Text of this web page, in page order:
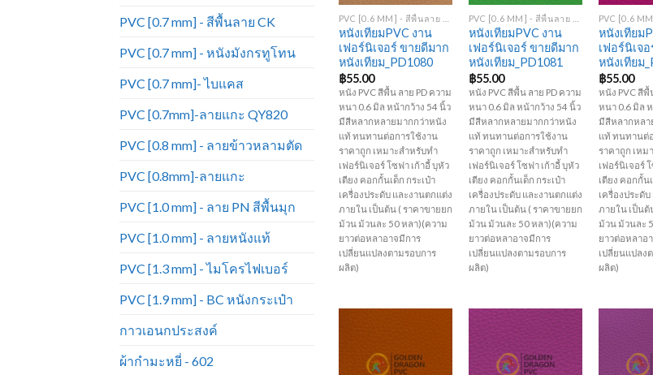
PVC [0.7 mm] - สีพื้นลาย CK
PVC [0.7 mm] - หนังมังกรทูโทน
PVC [0.7 mm]- ไบแคส
PVC [0.7mm]-ลายแกะ QY820
PVC [0.8 mm] - ลายข้าวหลามตัด
PVC [0.8mm]-ลายแกะ
PVC [1.0 mm] - ลาย PN สีพื้นมุก
PVC [1.0 mm] - ลายหนังแท้
PVC [1.3 mm] - ไมโครไฟเบอร์
PVC [1.9 mm] - BC หนังกระเป๋า
กาวเอนกประสงค์
ผ้ากำมะหยี่ - 602
หนังเทียมPVC งาน
เฟอร์นิเจอร์ ขายดีมาก
หนังเทียม_PD1080
฿55.00
หนัง PVC สีพื้น ลาย PD ความ
หนา 0.6 มิล หน้ากว้าง 54 นิ้ว
มีสีหลากหลายมากกว่าหนัง
แท้ ทนทานต่อการใช้งาน
ราคาถูก เหมาะสำหรับทำ
เฟอร์นิเจอร์ โซฟา เก้าอี้ บุหัว
เตียง คอกกั้นเด็ก กระเป๋า
เครื่องประดับ และงานตกแต่ง
ภายใน เป็นต้น ( ราคาขายยก
ม้วน ม้วนละ 50 หลา)(ความ
ยาวต่อหลาอาจมีการ
เปลี่ยนแปลงตามรอบการ
ผลิต)
หนังเทียมPVC งาน
เฟอร์นิเจอร์ ขายดีมาก
หนังเทียม_PD1081
฿55.00
หนัง PVC สีพื้น ลาย PD ความ
หนา 0.6 มิล หน้ากว้าง 54 นิ้ว
มีสีหลากหลายมากกว่าหนัง
แท้ ทนทานต่อการใช้งาน
ราคาถูก เหมาะสำหรับทำ
เฟอร์นิเจอร์ โซฟา เก้าอี้ บุหัว
เตียง คอกกั้นเด็ก กระเป๋า
เครื่องประดับ และงานตกแต่ง
ภายใน เป็นต้น ( ราคาขายยก
ม้วน ม้วนละ 50 หลา)(ความ
ยาวต่อหลาอาจมีการ
เปลี่ยนแปลงตามรอบการ
ผลิต)
หนังเทียม
เฟอร์นิเจ
หนังเทียม
฿55.00
หนัง PVC สีพื้
หนา 0.6 มิล
มีสีหลากหลา
แท้ ทนทานต่
ราคาถูก เหม
เฟอร์นิเจอร์
เตียง คอกกั้น
เครื่องประดั
ภายใน เป็นต้
ม้วน ม้วนละ
ยาวต่อหลาอ
เปลี่ยนแปลง
ผลิต)